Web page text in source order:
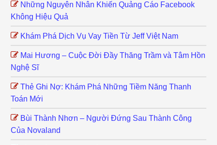
Những Nguyên Nhân Khiến Quảng Cáo Facebook
Không Hiệu Quả
Khám Phá Dịch Vụ Vay Tiền Từ Jeff Việt Nam
Mai Hương – Cuộc Đời Đầy Thăng Trầm và Tâm Hồn
Nghệ Sĩ
Thẻ Ghi Nợ: Khám Phá Những Tiềm Năng Thanh
Toán Mới
Bùi Thành Nhơn – Người Đứng Sau Thành Công
Của Novaland